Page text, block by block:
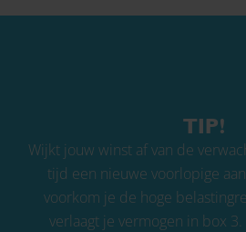
TIP!
Wijkt jouw winst af van de
tijd een nieuwe voorlopige
voorkom je de hoge
verlaagt je vermogen in box